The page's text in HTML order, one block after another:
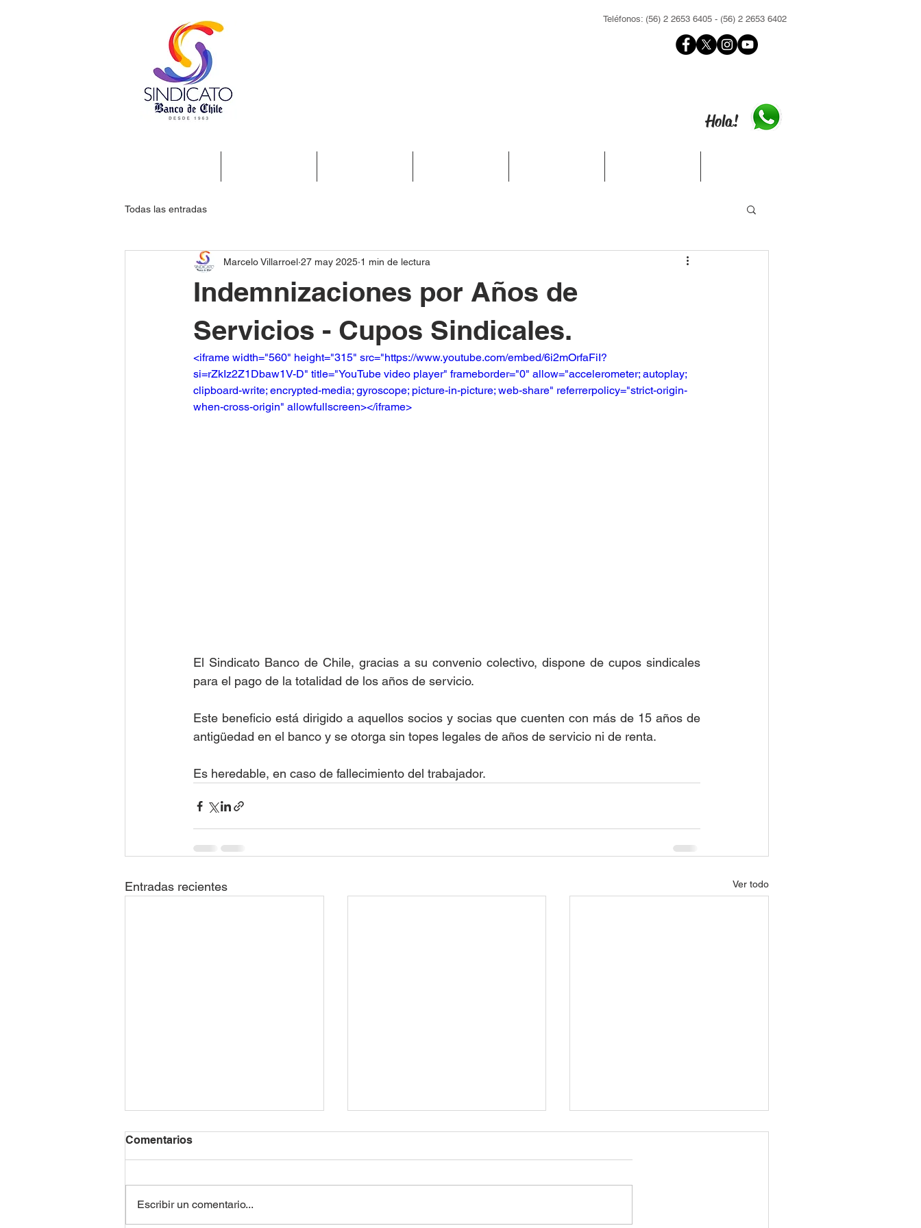
Teléfonos: (56) 2 2653 6405 - (56) 2 2653 6402
Hola!
Todas las entradas
Indemnizaciones por Años de
Servicios - Cupos Sindicales.
Marcelo Villarroel 27 may 2025 1 min de lectura
<iframe width="560" height="315" src="https://www.youtube.com/embed/6i2mOrfaFiI?
si=rZkIz2Z1Dbaw1V-D" title="YouTube video player" frameborder="0" allow="accelerometer; autoplay;
clipboard-write; encrypted-media; gyroscope; picture-in-picture; web-share" referrerpolicy="strict-origin-
when-cross-origin" allowfullscreen></iframe>
El Sindicato Banco de Chile, gracias a su convenio colectivo, dispone de cupos sindicales
para el pago de la totalidad de los años de servicio.
Este beneficio está dirigido a aquellos socios y socias que cuenten con más de 15 años de
antigüedad en el banco y se otorga sin topes legales de años de servicio ni de renta.
Es heredable, en caso de fallecimiento del trabajador.
Entradas recientes Ver todo
Comentarios
Escribir un comentario...